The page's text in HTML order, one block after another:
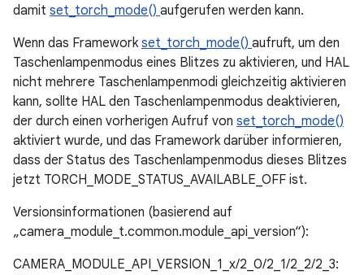
damit set_torch_mode() aufgerufen werden kann.
Wenn das Framework set_torch_mode() aufruft, um den
Taschenlampenmodus eines Blitzes zu aktivieren, und HAL
nicht mehrere Taschenlampenmodi gleichzeitig aktivieren
kann, sollte HAL den Taschenlampenmodus deaktivieren,
der durch einen vorherigen Aufruf von set_torch_mode()
aktiviert wurde, und das Framework darüber informieren,
dass der Status des Taschenlampenmodus dieses Blitzes
jetzt TORCH_MODE_STATUS_AVAILABLE_OFF ist.
Versionsinformationen (basierend auf
„camera_module_t.common.module_api_version“):
CAMERA_MODULE_API_VERSION_1_x/2_0/2_1/2_2/2_3: